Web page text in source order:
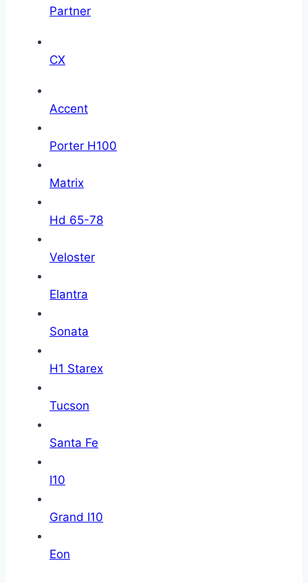
Partner
CX
Accent
Porter H100
Matrix
Hd 65-78
Veloster
Elantra
Sonata
H1 Starex
Tucson
Santa Fe
I10
Grand I10
Eon